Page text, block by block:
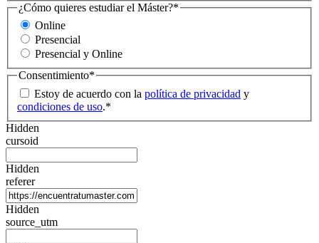
¿Cómo quieres estudiar el Máster?*
Online
Presencial
Presencial y Online
Consentimiento*
Estoy de acuerdo con la política de privacidad y
condiciones de uso.*
Hidden
cursoid
Hidden
referer
Hidden
source_utm